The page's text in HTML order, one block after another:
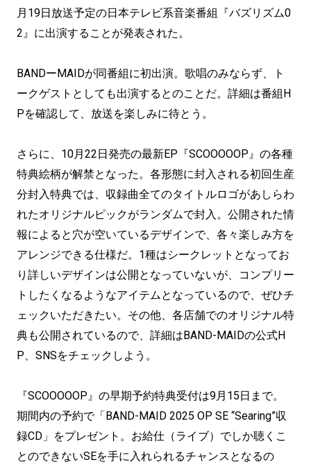
月19日放送予定の日本テレビ系音楽番組『バズリズム0
2』に出演することが発表された。
BANDーMAIDが同番組に初出演。歌唱のみならず、ト
ークゲストとしても出演するとのことだ。詳細は番組H
Pを確認して、放送を楽しみに待とう。
さらに、10月22日発売の最新EP『SCOOOOOP』の各種
特典絵柄が解禁となった。各形態に封入される初回生産
分封入特典では、収録曲全てのタイトルロゴがあしらわ
れたオリジナルピックがランダムで封入。公開された情
報によると穴が空いているデザインで、各々楽しみ方を
アレンジできる仕様だ。1種はシークレットとなってお
り詳しいデザインは公開となっていないが、コンプリー
トしたくなるようなアイテムとなっているので、ぜひチ
ェックいただきたい。その他、各店舗でのオリジナル特
典も公開されているので、詳細はBAND-MAIDの公式H
P、SNSをチェックしよう。
『SCOOOOOP』の早期予約特典受付は9月15日まで。
期間内の予約で「BAND-MAID 2025 OP SE “Searing”収
録CD」をプレゼント。お給仕（ライブ）でしか聴くこ
とのできないSEを手に入れられるチャンスとなるの